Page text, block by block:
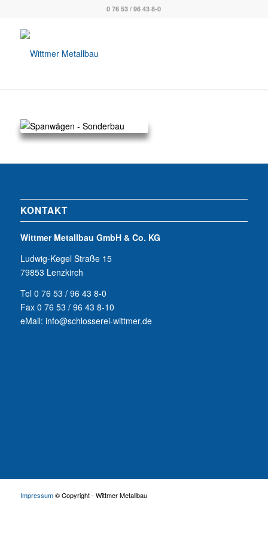
0 76 53 / 96 43 8-0
KONTAKT
Wittmer Metallbau GmbH & Co. KG
Ludwig-Kegel Straße 15
79853 Lenzkirch
Tel 0 76 53 / 96 43 8-0
Fax 0 76 53 / 96 43 8-10
eMail: info@schlosserei-wittmer.de
Impressum© Copyright - Wittmer Metallbau